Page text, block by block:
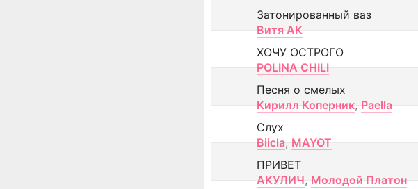
Затонированный ваз
Витя АК
ХОЧУ ОСТРОГО
POLINA CHILI
Песня о смелых
Кирилл Коперник, Paella
Слух
Biicla, MAYOT
ПРИВЕТ
АКУЛИЧ, Молодой Платон